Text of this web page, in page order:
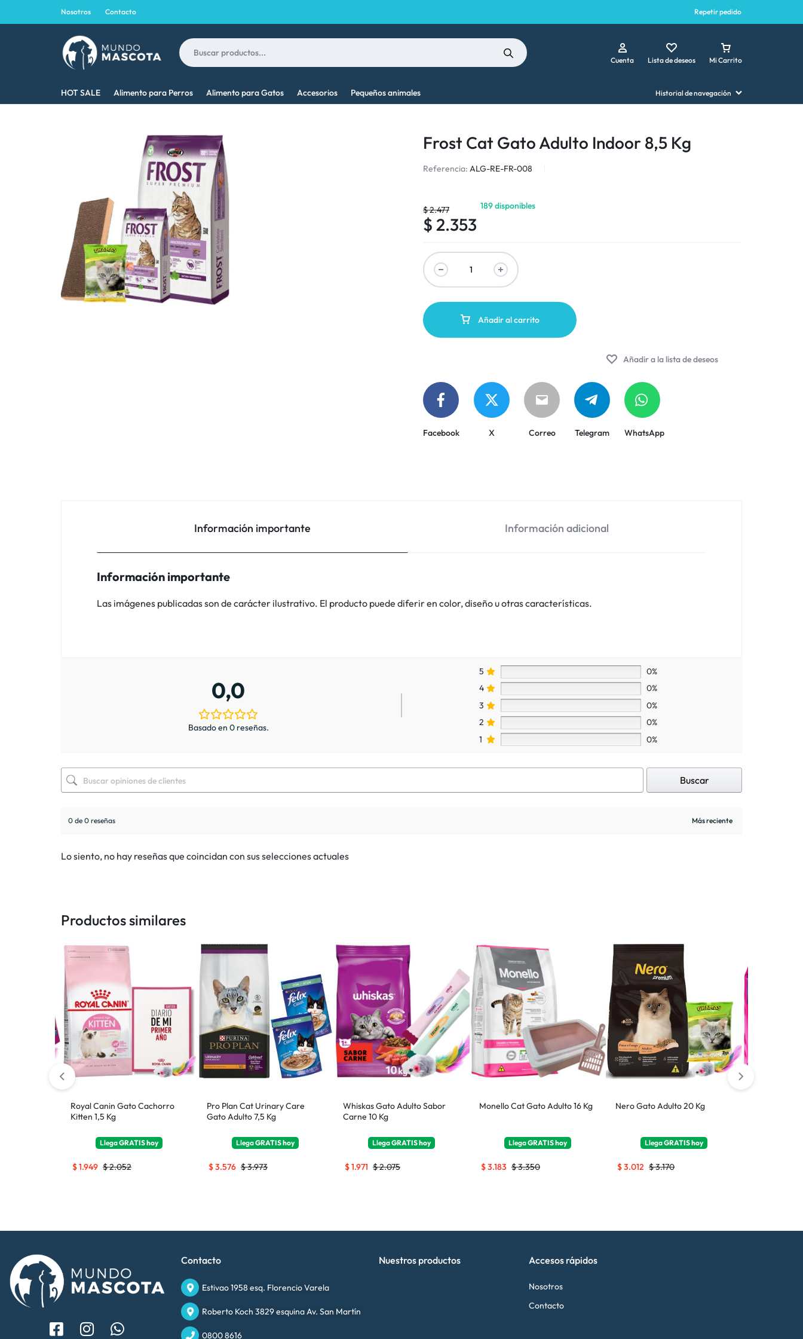
Nosotros Contacto Repetir pedido
MASCOTA
MEJOR
MASCOTA
Cuenta Lista de deseos Mi Carrito
HOT SALE Alimento para Perros Alimento para Gatos Accesorios Pequeños animales Historial de navegación
Frost Cat Gato Adulto Indoor 8,5 Kg
Referencia: ALG-RE-FR-008
$2.477
$ 2.353
189 disponibles
Añadir al carrito
Añadir a la lista de deseos
Facebook X Correo Telegram WhatsApp
Información importante Información adicional
Información importante
Las imágenes publicadas son de carácter ilustrativo. El producto puede diferir en color, diseño u otras características.
0,0
Basado en 0 reseñas.
5
0%
4
0%
3
0%
2
0%
1
0%
Buscar
0 de 0 reseñas
Lo siento, no hay reseñas que coincidan con sus selecciones actuales
Productos similares
Royal Canin Gato Cachorro
Kitten 1,5 Kg
LlegaGRATIShoy
$2.052
$1.949
Pro Plan Cat Urinary Care
Gato Adulto 7,5 Kg
LlegaGRATIShoy
$3.973
$3.576
Whiskas Gato Adulto Sabor
Carne 10 Kg
LlegaGRATIShoy
$2.075
$1.971
Monello Cat Gato Adulto 16 Kg
LlegaGRATIShoy
$3.350
$3.183
Nero Gato Adulto 20 Kg
LlegaGRATIShoy
$3.170
$3.012
Contacto
Estivao 1958 esq. Florencio Varela
Roberto Koch 3829 esquina Av. San Martín
0800 8616
Nuestros productos Accesos rápidos
Nosotros
Contacto